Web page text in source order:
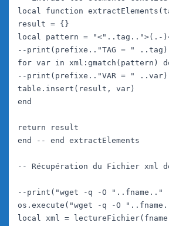
local function
result = {}
local pattern = "<"..tag..">(.-
--print(prefixe.."TAG = " ..tag)
for var in xml:gmatch(pattern)
--print(prefixe.."VAR = " ..var)
table.insert(result, var)
end
return result
end -- end extractElements
-- Récupération du Fichier xml
--print("wget -q -O "..fname.."
os.execute("wget -q -O
local xml =